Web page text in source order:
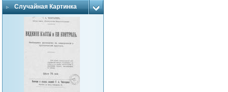
Случайная Картинка